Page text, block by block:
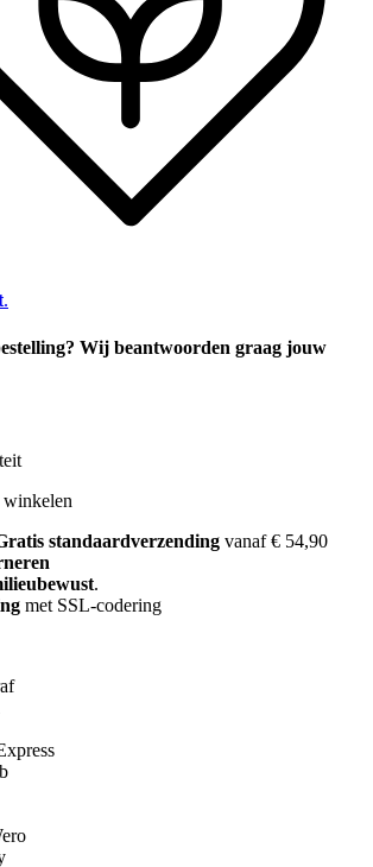
.
Wij beantwoorden graag jouw
standaardverzending vanaf € 54,90
.
met SSL-codering